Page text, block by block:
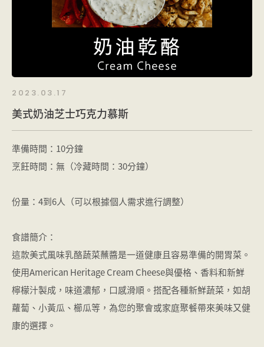
2023.03.17
美式奶油芝士巧克力慕斯
準備時間：10分鐘
烹飪時間：無（冷藏時間：30分鐘）
份量：4到6人（可以根據個人需求進行調整）
食譜簡介：
這款美式風味乳酪蔬菜蘸醬是一道健康且容易準備的開胃菜。
使用American Heritage Cream Cheese與優格、香料和新鮮
檸檬汁製成，味道濃郁，口感滑順。搭配各種新鮮蔬菜，如胡
蘿蔔、小黃瓜、櫛瓜等，為您的聚會或家庭聚餐帶來美味又健
康的選擇。